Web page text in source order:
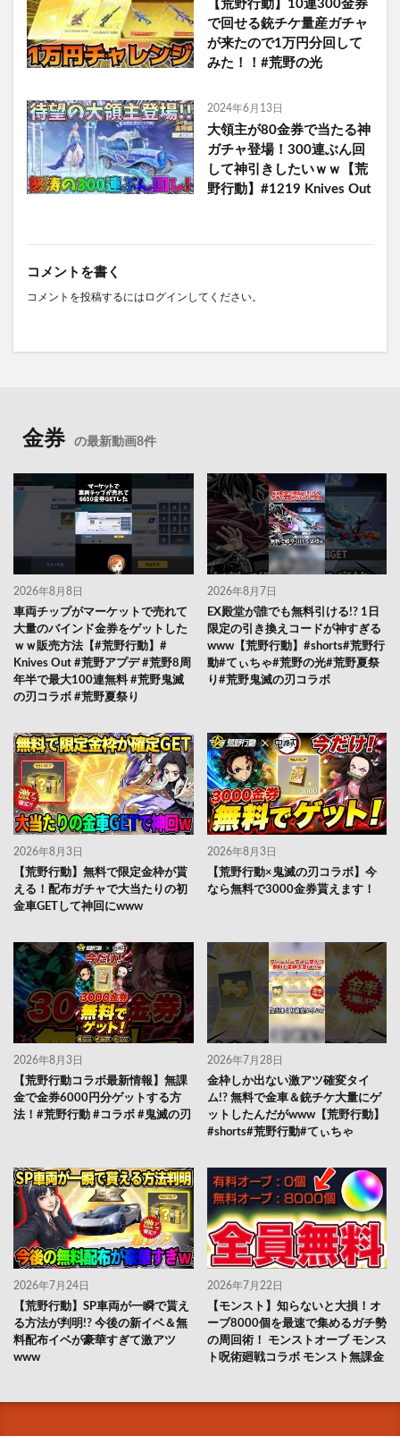
【荒野行動】10連300金券
で回せる銃チケ量産ガチャ
が来たので1万円分回して
みた！！#荒野の光
2024年6月13日
大領主が80金券で当たる神
ガチャ登場！300連ぶん回
して神引きしたいｗｗ【荒
野行動】#1219 Knives Out
コメントを書く
コメントを投稿するには ログイン してください。
金券 の最新動画8件
2026年8月8日
車両チップがマーケットで売れて
大量のバインド金券をゲットした
ｗｗ販売方法【#荒野行動】#
Knives Out #荒野アプデ #荒野8周
年半で最大100連無料 #荒野鬼滅
の刃コラボ #荒野夏祭り
2026年8月7日
EX殿堂が誰でも無料引ける!? 1日
限定の引き換えコードが神すぎる
www【荒野行動】#shorts#荒野行
動#てぃちゃ#荒野の光#荒野夏祭
り#荒野鬼滅の刃コラボ
2026年8月3日
【荒野行動】無料で限定金枠が貰
える！配布ガチャで大当たりの初
金車GETして神回にwww
2026年8月3日
【荒野行動×鬼滅の刃コラボ】今
なら無料で3000金券貰えます！
2026年8月3日
【荒野行動コラボ最新情報】無課
金で金券6000円分ゲットする方
法！#荒野行動 #コラボ #鬼滅の刃
2026年7月28日
金枠しか出ない激アツ確変タイ
ム!? 無料で金車＆銃チケ大量にゲ
ットしたんだがwww【荒野行動】
#shorts#荒野行動#てぃちゃ
2026年7月24日
【荒野行動】SP車両が一瞬で貰え
る方法が判明!? 今後の新イベ＆無
料配布イベが豪華すぎて激アツ
www
2026年7月22日
【モンスト】知らないと大損！オ
ーブ8000個を最速で集めるガチ勢
の周回術！ モンストオーブ モンス
ト呪術廻戦コラボ モンスト無課金